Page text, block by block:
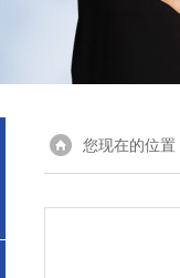
您现在的位置